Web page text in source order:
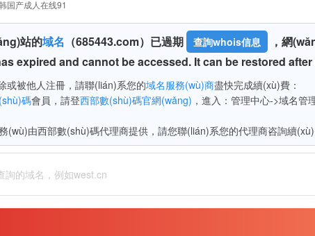
国产成人在线91
站的域名 （685443.com）已過期 查詢whois信息 ，網
expired and cannot be accessed. It can be restored after
或被他人注冊，請聯(lián)系您的域名服務(wù)商盡快完成續(xù)費：
碼會員，請登西部數(shù)碼官網(wǎng) ，進入：管理中心->域名
(wù)由西部數(shù)碼代理商提供，請您聯(lián)系您的代理商咨詢續(xù)